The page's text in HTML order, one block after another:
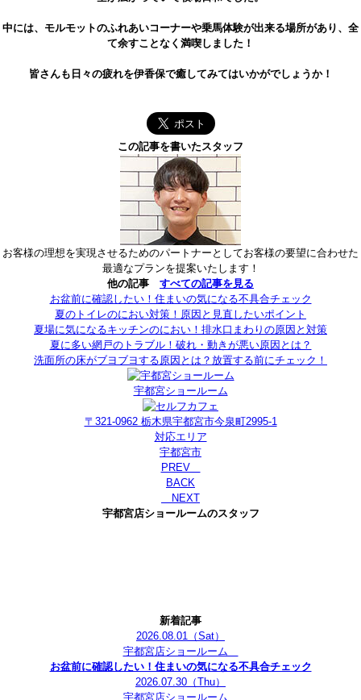
中には、モルモットのふれあいコーナーや乗馬体験が出来る場所があり、全
て余すことなく満喫しました！
皆さんも日々の疲れを伊香保で癒してみてはいかがでしょうか！
この記事を書いたスタッフ
お客様の理想を実現させるためのパートナーとしてお客様の要望に合わせた
最適なプランを提案いたします！
他の記事 すべての記事を見る
お盆前に確認したい！住まいの気になる不具合チェック
夏のトイレのにおい対策！原因と見直したいポイント
夏場に気になるキッチンのにおい！排水口まわりの原因と対策
夏に多い網戸のトラブル！破れ・動きが悪い原因とは？
洗面所の床がブヨブヨする原因とは？放置する前にチェック！
宇都宮ショールーム
〒321-0962 栃木県宇都宮市今泉町2995-1
対応エリア
宇都宮市
PREV
BACK
NEXT
宇都宮店ショールームのスタッフ
新着記事
2026.08.01 （Sat）
宇都宮店ショールーム
お盆前に確認したい！住まいの気になる不具合チェック
2026.07.30 （Thu）
宇都宮店ショールーム